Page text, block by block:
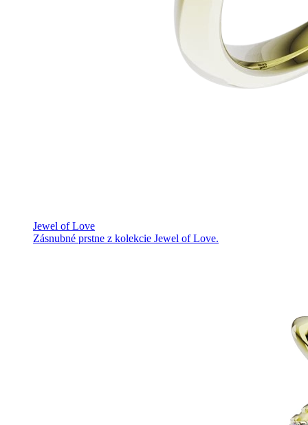
Jewel of Love
Zásnubné prstne z kolekcie Jewel of Love.